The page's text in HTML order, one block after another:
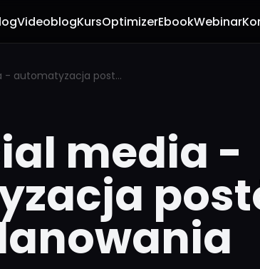
VideoblogKursOptimizerEbookWebinar
AI do social media - automatyzacja postów, grafik i planowania
media -